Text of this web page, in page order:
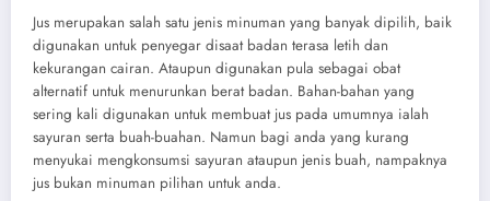
Jus merupakan salah satu jenis minuman yang banyak dipilih, baik
digunakan untuk penyegar disaat badan terasa letih dan
kekurangan cairan. Ataupun digunakan pula sebagai obat
alternatif untuk menurunkan berat badan. Bahan-bahan yang
sering kali digunakan untuk membuat jus pada umumnya ialah
sayuran serta buah-buahan. Namun bagi anda yang kurang
menyukai mengkonsumsi sayuran ataupun jenis buah, nampaknya
jus bukan minuman pilihan untuk anda.